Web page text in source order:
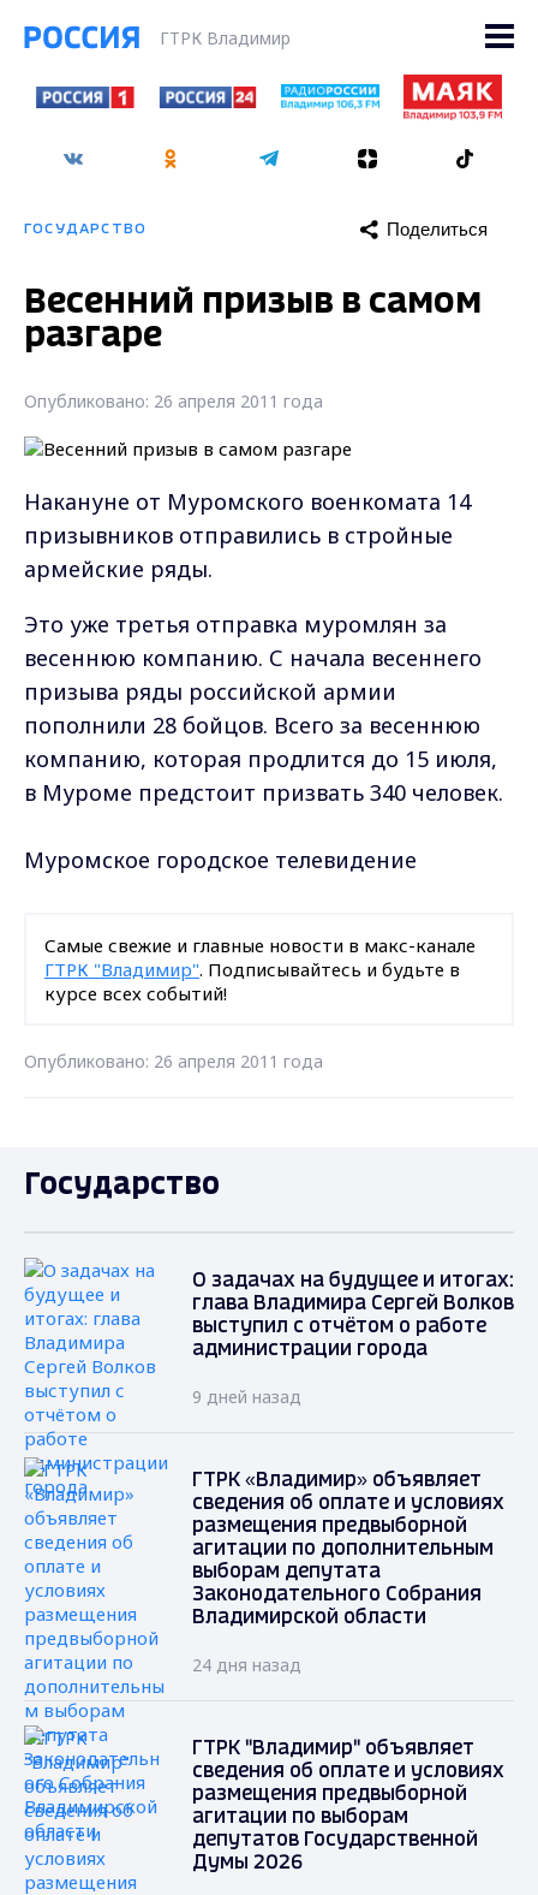
ГТРК Владимир
ГОСУДАРСТВО Поделиться
Весенний призыв в самом
разгаре
Опубликовано: 26 апреля 2011 года
Накануне от Муромского военкомата 14
призывников отправились в стройные
армейские ряды.
Это уже третья отправка муромлян за
весеннюю компанию. С начала весеннего
призыва ряды российской армии
пополнили 28 бойцов. Всего за весеннюю
компанию, которая продлится до 15 июля,
в Муроме предстоит призвать 340 человек.
Муромское городское телевидение
Самые свежие и главные новости в макс-канале
ГТРК "Владимир". Подписывайтесь и будьте в
курсе всех событий!
Опубликовано: 26 апреля 2011 года
Государство
О задачах на будущее и итогах:
глава Владимира Сергей Волков
выступил с отчётом о работе
администрации города
9 дней назад
ГТРК «Владимир» объявляет
сведения об оплате и условиях
размещения предвыборной
агитации по дополнительным
выборам депутата
Законодательного Собрания
Владимирской области
24 дня назад
ГТРК "Владимир" объявляет
сведения об оплате и условиях
размещения предвыборной
агитации по выборам
депутатов Государственной
Думы 2026